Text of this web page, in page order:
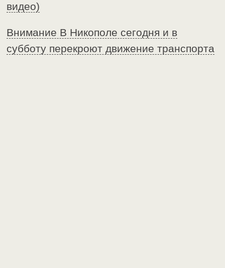
видео)
Внимание В Никополе сегодня и в
субботу перекроют движение транспорта